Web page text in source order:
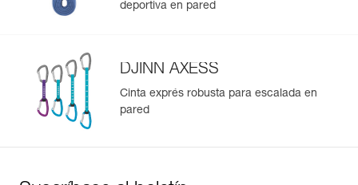
Colores : LILAC WHITE
Contorno de muslo : 57-62 cm
Peso : 460 g
Garantía : 3 Años
Pack : 1
Referencia : C052BB05
deportiva en pared
DJINN AXESS
Cinta exprés robusta para escalada en
pared